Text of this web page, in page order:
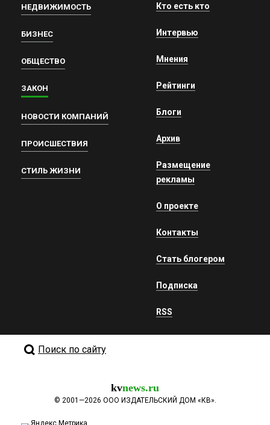
НЕДВИЖИМОСТЬ
БИЗНЕС
ОБЩЕСТВО
ЗАКОН
НОВОСТИ КОМПАНИЙ
ПРОИСШЕСТВИЯ
СТИЛЬ ЖИЗНИ
Кто есть кто
Интервью
Мнения
Рейтинги
Блоги
Архив
Размещение
рекламы
О проекте
Контакты
Стать блогером
Подписка
RSS
Поиск по сайту
kvnews.ru
© 2001—2026 ООО ИЗДАТЕЛЬСКИЙ ДОМ «КВ».